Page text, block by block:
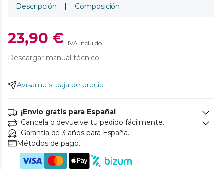
Descripción | Composición
23,90 € IVA incluido
Descargar manual técnico
Avísame si baja de precio
¡Envío gratis para España!
Cancela o devuelve tu pedido fácilmente.
Garantía de 3 años para España.
Métodos de pago.